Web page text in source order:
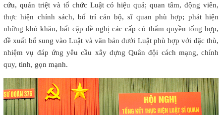
cứu, quán triệt và tổ chức Luật có hiệu quả; quan tâm, động viên,
thực hiện chính sách, bố trí cán bộ, sĩ quan phù hợp; phát hiện
những khó khăn, bất cập đề nghị các cấp có thẩm quyền tổng hợp,
đề xuất bổ sung vào Luật và văn bản dưới Luật phù hợp với đặc thù,
nhiệm vụ đáp ứng yêu cầu xây dựng Quân đội cách mạng, chính
quy, tinh, gọn mạnh.